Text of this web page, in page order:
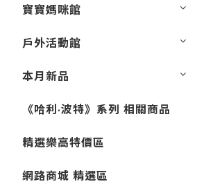
寶寶媽咪館
戶外活動館
本月新品
《哈利·波特》系列 相關商品
精選樂高特價區
網路商城 精選區